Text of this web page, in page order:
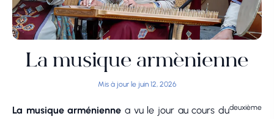
La musique arménienne
Mis à jour le juin 12, 2026
La musique arménienne a vu le jour au cours dudeuxième